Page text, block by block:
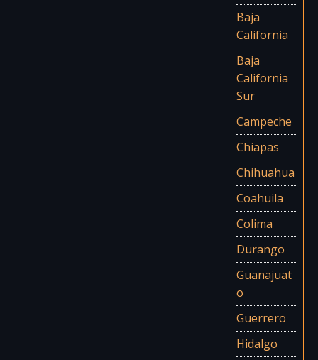
Baja
California
Baja
California
Sur
Campeche
Chiapas
Chihuahua
Coahuila
Colima
Durango
Guanajuat
o
Guerrero
Hidalgo